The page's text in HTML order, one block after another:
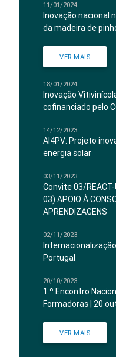
11/01/2024
Inovação nacional
da madeira de
VER MAIS
18/01/2024
Inovação
cofinanciado pelo
14/12/2023
AI4PV: Projeto
energia solar
03/11/2023
Convite 03/
03) APOIO À
APRENDIZAGENS
02/11/2023
Portugal
20/10/2023
1.º Encontro
Formadoras | 20
VER MAIS